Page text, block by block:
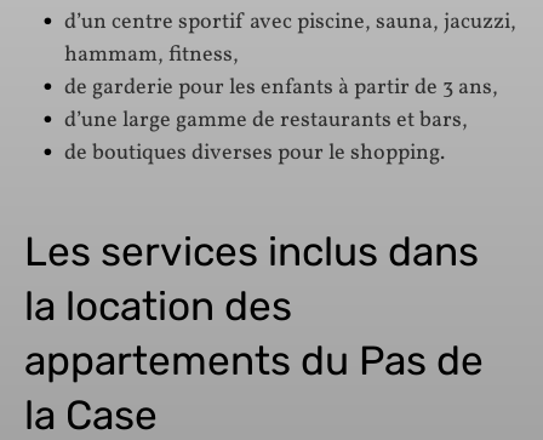
d’un centre sportif avec piscine, sauna, jacuzzi,
hammam, fitness,
de garderie pour les enfants à partir de 3 ans,
d’une large gamme de restaurants et bars,
de boutiques diverses pour le shopping.
Les services inclus dans
la location des
appartements du Pas de
la Case